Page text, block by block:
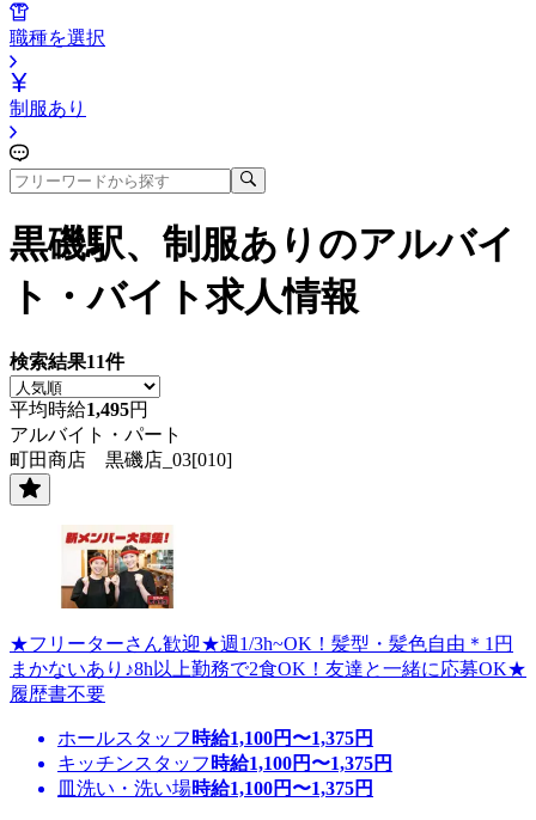
職種を選択
制服あり
黒磯駅、制服あり のアルバイ
ト・バイト求人情報
検索結果11件
平均時給1,495円
アルバイト・パート
町田商店 黒磯店_03[010]
★フリーターさん歓迎★週1/3h~OK！髪型・髪色自由＊1円
まかないあり♪8h以上勤務で2食OK！友達と一緒に応募OK★
履歴書不要
ホールスタッフ 時給1,100円〜1,375円
キッチンスタッフ 時給1,100円〜1,375円
皿洗い・洗い場時給1,100円〜1,375円